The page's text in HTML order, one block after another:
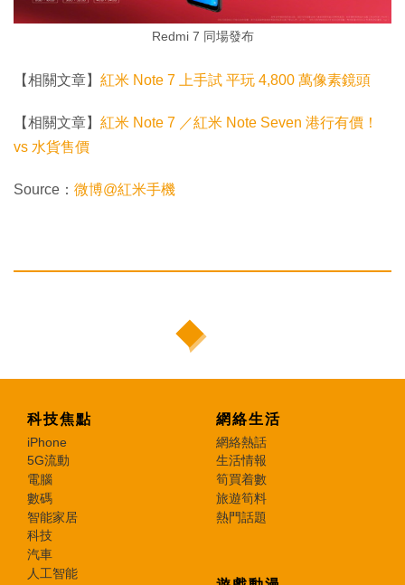
Redmi 7 同場發布
【相關文章】 紅米 Note 7 上手試 平玩 4,800 萬像素鏡頭
【相關文章】 紅米 Note 7 ／紅米 Note Seven 港行有價！
vs 水貨售價
Source： 微博@紅米手機
科技焦點
iPhone
5G流動
電腦
數碼
智能家居
科技
汽車
人工智能
網絡生活
網絡熱話
生活情報
筍買着數
旅遊筍料
熱門話題